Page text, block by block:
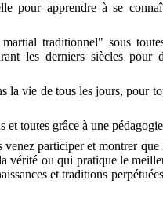
pour apprendre à se
traditionnel" sous
les derniers siècles pour
la vie de tous les jours, pour
toutes grâce à une
participer et montrer que
vérité ou qui pratique le
et traditions